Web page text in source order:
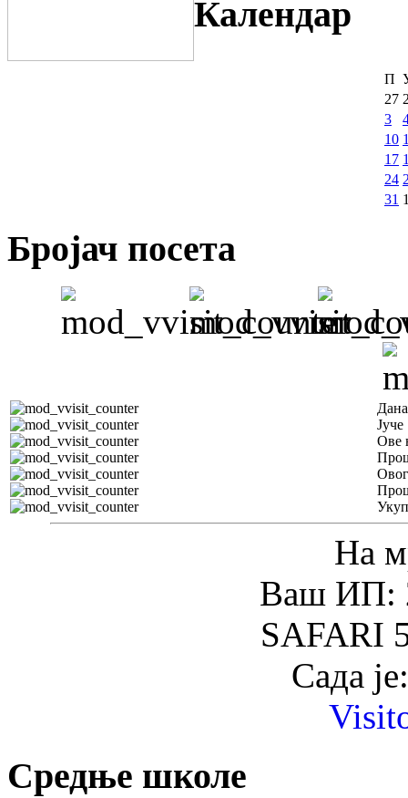
Календар
П
27
3
10
17
24
31
Бројач посета
Јуче
Ове
На
Ваш ИП:
SAFARI
Сада
Средње школе